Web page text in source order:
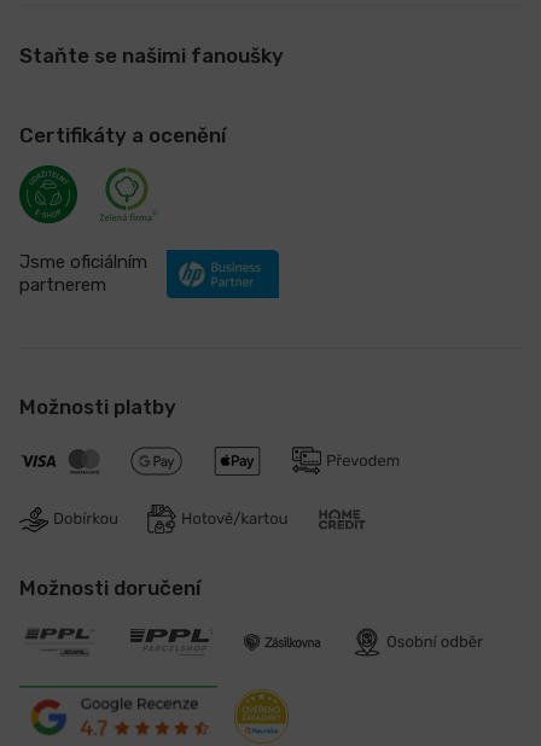
Staňte se našimi fanoušky
Certifikáty a ocenění
Jsme oficiálním
partnerem
Možnosti platby
Možnosti doručení